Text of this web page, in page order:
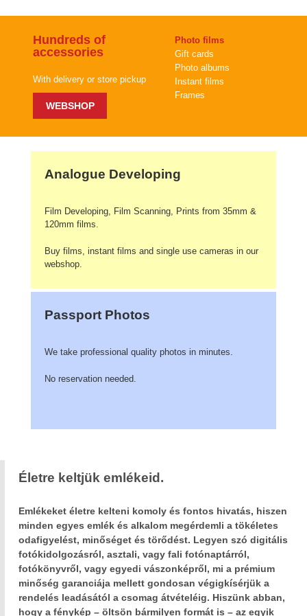
Hundreds of
accessories
With delivery or store pickup
WEBSHOP
Photo films
Gift cards
Photo albums
Instant films
Frames
Analogue Developing
Film Developing, Film Scanning, Prints from 35mm &
120mm films.
Buy films, instant films and single use cameras in our
webshop.
Passport Photos
We take professional quality photos in minutes.
No reservation needed.
Életre keltjük emlékeid.
Emlékeket életre kelteni komoly és fontos hivatás, hiszen
minden egyes emlék és alkalom megérdemli a tökéletes
odafigyelést, minőséget és törődést. Legyen szó digitális
fotókidolgozásról, asztali, vagy fali fotónaptárról,
fotókönyvről, vagy egyedi vászonképről, mi a prémium
minőség garanciája mellett gondosan végigkísérjük a
rendelés leadásától a csomag átvételéig. Hiszünk abban,
hogy a fénykép – öltsön bármilyen formát is – az egyik